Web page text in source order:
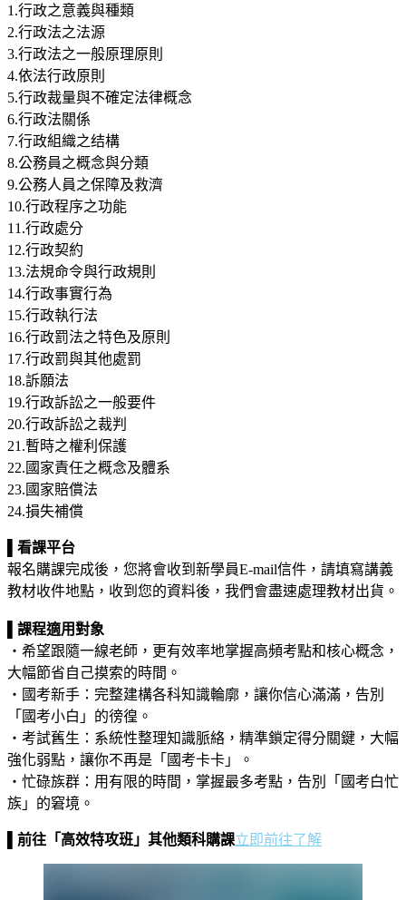
1.行政之意義與種類
2.行政法之法源
3.行政法之一般原理原則
4.依法行政原則
5.行政裁量與不確定法律概念
6.行政法關係
7.行政組織之结構
8.公務員之概念與分類
9.公務人員之保障及救濟
10.行政程序之功能
11.行政處分
12.行政契約
13.法規命令與行政規則
14.行政事實行為
15.行政執行法
16.行政罰法之特色及原則
17.行政罰與其他處罰
18.訴願法
19.行政訴訟之一般要件
20.行政訴訟之裁判
21.暫時之權利保護
22.國家責任之概念及體系
23.國家賠償法
24.損失補償
看課平台
報名購課完成後，您將會收到新學員E-mail信件，請填寫講義
教材收件地點，收到您的資料後，我們會盡速處理教材出貨。
課程適用對象
‧希望跟隨一線老師，更有效率地掌握高頻考點和核心概念，
大幅節省自己摸索的時間。
‧國考新手：完整建構各科知識輪廓，讓你信心滿滿，告別
「國考小白」的徬徨。
‧考試舊生：系統性整理知識脈絡，精準鎖定得分關鍵，大幅
強化弱點，讓你不再是「國考卡卡」。
‧忙碌族群：用有限的時間，掌握最多考點，告別「國考白忙
族」的窘境。
前往「高效特攻班」其他類科購課立即前往了解